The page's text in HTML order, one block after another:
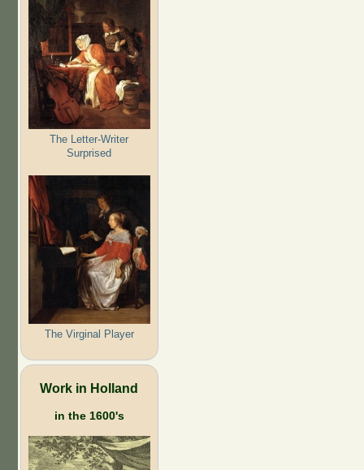
The Letter-Writer
Surprised
The Virginal Player
Work in Holland
in the 1600's